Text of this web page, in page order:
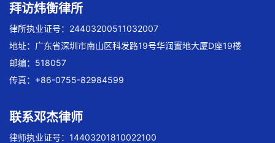
拜访炜衡律所
律所执业证号：24403200511032007
地址：广东省深圳市南山区科发路19号华润置地大厦D座19楼
邮编：518057
传真：+86-0755-82984599
联系邓杰律师
律师执业证号：14403201810022100